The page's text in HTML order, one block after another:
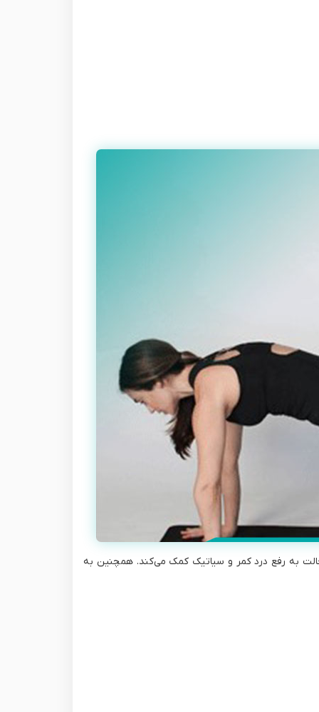
به رفع درد کمر و سیاتیک کمک می‌کند. همچنین به